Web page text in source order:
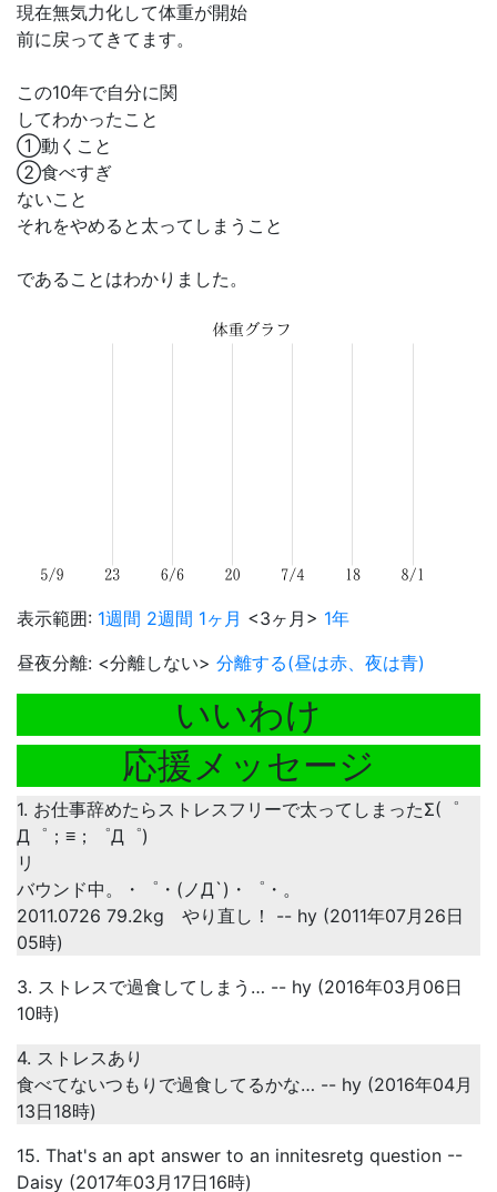
現在無気力化して体重が開始
前に戻ってきてます。
この10年で自分に関
してわかったこと
①動くこと
②食べすぎ
ないこと
それをやめると太ってしまうこと
であることはわかりました。
表示範囲: 1週間 2週間 1ヶ月 <3ヶ月> 1年
昼夜分離: <分離しない> 分離する(昼は赤、夜は青)
いいわけ
応援メッセージ
1. お仕事辞めたらストレスフリーで太ってしまったΣ(゜
Д゜；≡；゜Д゜)
リ
バウンド中。・゜・(ノД`)・゜・。
2011.0726 79.2kg やり直し！ -- hy (2011年07月26日
05時)
3. ストレスで過食してしまう… -- hy (2016年03月06日
10時)
4. ストレスあり
食べてないつもりで過食してるかな… -- hy (2016年04月
13日18時)
15. That's an apt answer to an innitesretg question --
Daisy (2017年03月17日16時)